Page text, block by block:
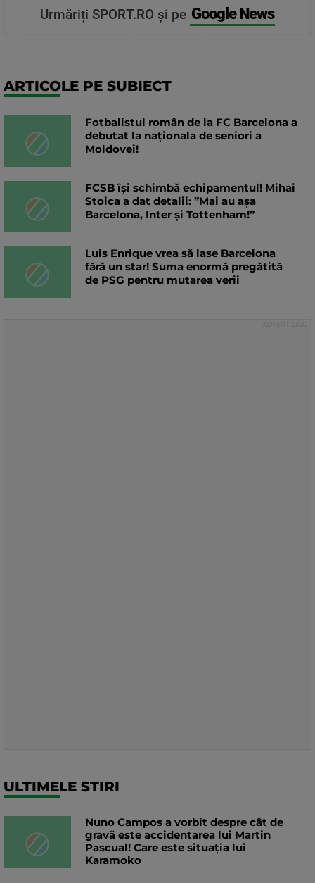
Urmăriți SPORT.RO și pe Google News
ARTICOLE PE SUBIECT
Fotbalistul român de la FC Barcelona a
debutat la naționala de seniori a
Moldovei!
FCSB își schimbă echipamentul! Mihai
Stoica a dat detalii: ”Mai au așa
Barcelona, Inter și Tottenham!”
Luis Enrique vrea să lase Barcelona
fără un star! Suma enormă pregătită
de PSG pentru mutarea verii
ULTIMELE STIRI
Nuno Campos a vorbit despre cât de
gravă este accidentarea lui Martin
Pascual! Care este situația lui
Karamoko